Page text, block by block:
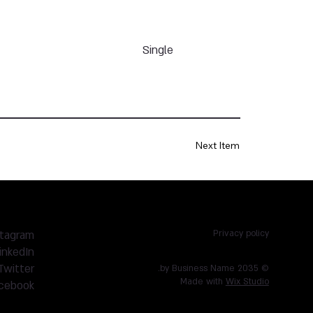
Single
Next Item
Privacy policy
© 2035 by Business Name.
Made with Wix Studio